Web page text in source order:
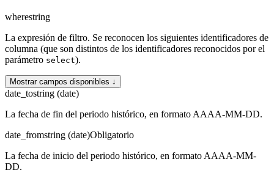
wherestring
La expresión de filtro. Se reconocen los siguientes identificadores de
columna (que son distintos de los identificadores reconocidos por el
parámetro select).
Mostrar campos disponibles ↓
date_tostring (date)
La fecha de fin del periodo histórico, en formato AAAA-MM-DD.
date_fromstring (date)Obligatorio
La fecha de inicio del periodo histórico, en formato AAAA-MM-
DD.